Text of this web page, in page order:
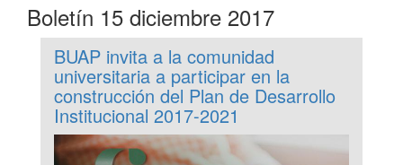
Boletín 15 diciembre 2017
BUAP invita a la comunidad
universitaria a participar en la
construcción del Plan de Desarrollo
Institucional 2017-2021